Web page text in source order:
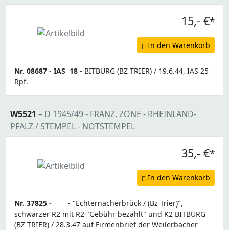
15,- €*
In den Warenkorb
Nr. 08687 - IAS 18 - BITBURG (BZ TRIER) / 19.6.44, IAS 25
Rpf.
W5521 – D 1945/49 - FRANZ. ZONE - RHEINLAND-
PFALZ / STEMPEL - NOTSTEMPEL
35,- €*
In den Warenkorb
Nr. 37825 -
- "Echternacherbrück / (Bz Trier)",
schwarzer R2 mit R2 "Gebühr bezahlt" und K2 BITBURG
(BZ TRIER) / 28.3.47 auf Firmenbrief der Weilerbacher